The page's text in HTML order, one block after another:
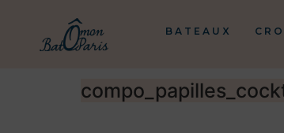
BATEAUX